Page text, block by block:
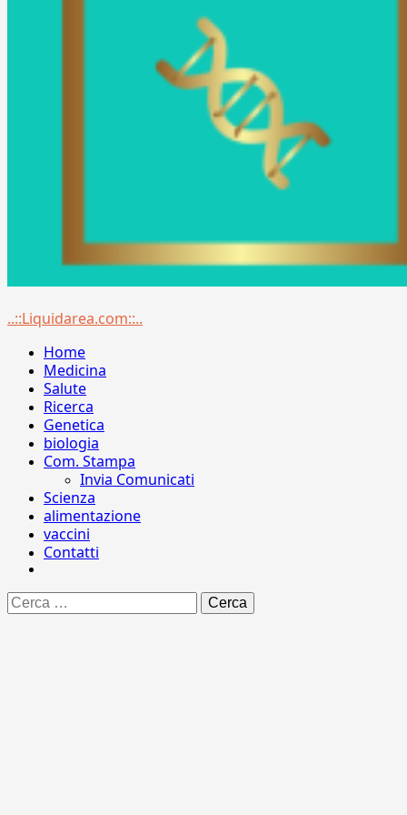
Menu
..::Liquidarea.com::..
Home
Medicina
Salute
Ricerca
Genetica
biologia
Com. Stampa
Invia Comunicati
Scienza
alimentazione
vaccini
Contatti
Ricerca
per: